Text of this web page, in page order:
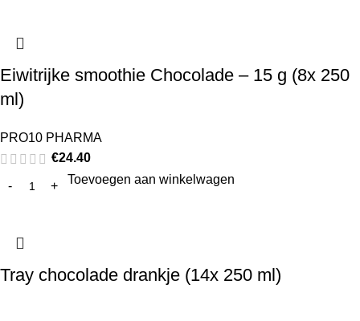
Eiwitrijke smoothie Chocolade – 15 g (8x 250
ml)
PRO10 PHARMA
€24.40
Toevoegen aan winkelwagen
Tray chocolade drankje (14x 250 ml)